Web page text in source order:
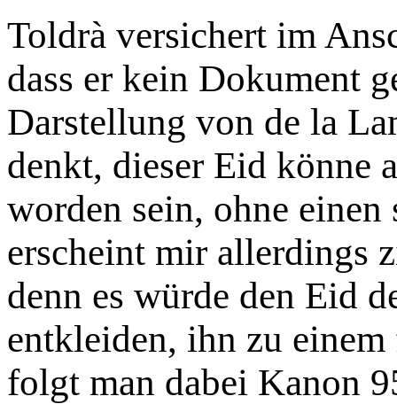
Toldrà versichert im
dass er kein Dokument
Darstellung von de la
denkt, dieser Eid könne
worden sein, ohne
erscheint mir allerdings
denn es würde den Eid
entkleiden, ihn zu
folgt man dabei Kanon